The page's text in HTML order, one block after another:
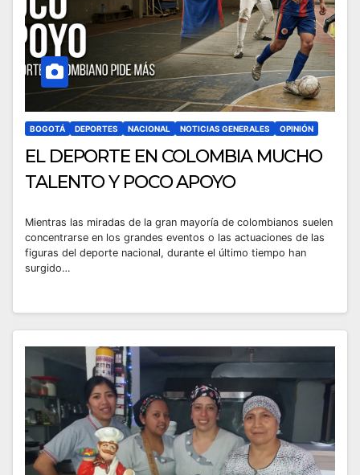
BOGOTÁ DEPORTES NACIONAL NOTICIAS GENERALES OPINIÓN
EL DEPORTE EN COLOMBIA MUCHO
TALENTO Y POCO APOYO
Mientras las miradas de la gran mayoría de colombianos suelen
concentrarse en los grandes eventos o las actuaciones de las
figuras del deporte nacional, durante el último tiempo han
surgido…